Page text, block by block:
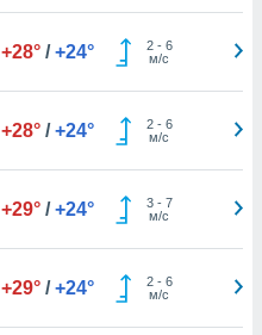
+28° / +24° 2- 6
м/с
+28° / +24° 2- 6
м/с
+29° / +24° 3- 7
м/с
+29° / +24° 2- 6
м/с